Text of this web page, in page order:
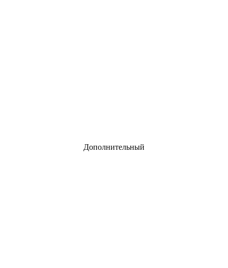
Дополнительный